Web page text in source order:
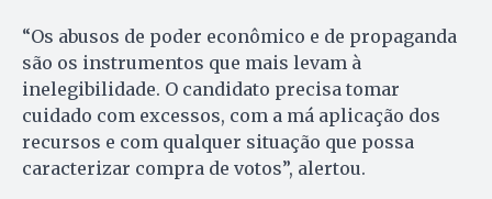
“Os abusos de poder econômico e de propaganda
são os instrumentos que mais levam à
inelegibilidade. O candidato precisa tomar
cuidado com excessos, com a má aplicação dos
recursos e com qualquer situação que possa
caracterizar compra de votos”, alertou.